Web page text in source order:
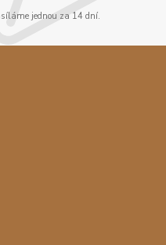
jednou za 14 dní.